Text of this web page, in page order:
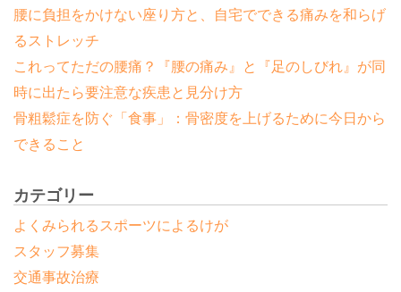
腰に負担をかけない座り方と、自宅でできる痛みを和らげ
るストレッチ
これってただの腰痛？『腰の痛み』と『足のしびれ』が同
時に出たら要注意な疾患と見分け方
骨粗鬆症を防ぐ「食事」：骨密度を上げるために今日から
できること
カテゴリー
よくみられるスポーツによるけが
スタッフ募集
交通事故治療